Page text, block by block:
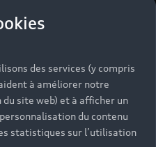
talents
des services (y compris
à améliorer notre
site web) et à afficher un
du contenu
statistiques sur l’utilisation